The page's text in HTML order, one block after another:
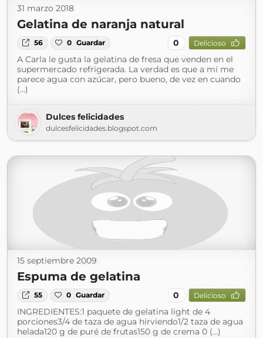
31 marzo 2018
Gelatina de naranja natural
56 0 Guardar 0 Delicioso
A Carla le gusta la gelatina de fresa que venden en el
supermercado refrigerada. La verdad es que a mí me
parece agua con azúcar, pero bueno, de vez en cuando
(...)
Dulces felicidades
dulcesfelicidades.blogspot.com
15 septiembre 2009
Espuma de gelatina
55 0 Guardar 0 Delicioso
INGREDIENTES:1 paquete de gelatina light de 4
porciones3/4 de taza de agua hirviendo1/2 taza de agua
helada120 g de puré de frutas150 g de crema 0 (...)